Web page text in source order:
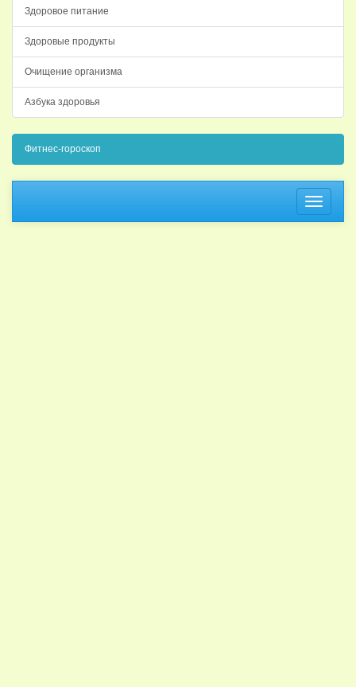
Здоровое питание
Здоровые продукты
Очищение организма
Азбука здоровья
Фитнес-гороскоп